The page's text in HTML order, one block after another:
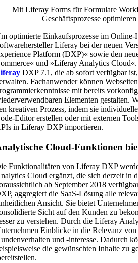
Mit Liferay Forms für Formulare
Geschäftsprozesse
optimierte Einkaufsprozesse im Online-
Liferay bei der neuen
Platform (DXP)« sowie den
und »Liferay Analytics
DXP 7.1, die ab sofort verfügbar
Fachanwender können
mit bereits
Elementen gestalten.
kreativen Prozess, indem sie
Editor erstellen oder mit externen
in Liferay DXP importieren.
Cloud-Funktionen
Funktionalitäten von Liferay DXP
Cloud ergänzt, die sich derzeit in
ab September 2018
aggregiert die SaaS-Lösung alle
Ansicht. Sie bietet
Sicht auf den Kunden zu
zu verstehen. Durch die Liferay
Einblicke in die Relevanz
und -interesse. Dadurch
die gewünschten Inhalte zu